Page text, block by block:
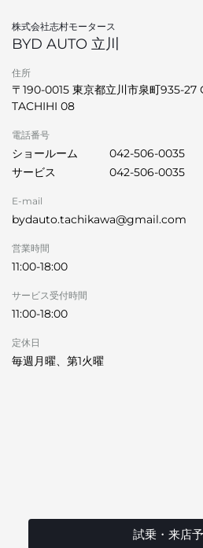
株式会社志村モータース
BYD AUTO 立川
住所
〒190-0015 東京都立川市泉町935-
TACHIHI 08
電話番号
ショールーム
042-506-0035
サービス
042-506-0035
E-mail
bydauto.tachikawa@gmail.com
営業時間
11:00-18:00
サービス受付時間
11:00-18:00
定休日
毎週月曜、第1火曜
試乗・来店